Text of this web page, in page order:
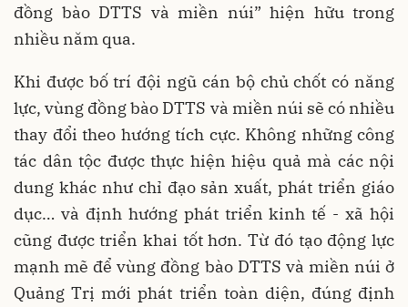
đồng bào DTTS và miền núi” hiện hữu trong
nhiều năm qua.
Khi được bố trí đội ngũ cán bộ chủ chốt có năng
lực, vùng đồng bào DTTS và miền núi sẽ có nhiều
thay đổi theo hướng tích cực. Không những công
tác dân tộc được thực hiện hiệu quả mà các nội
dung khác như chỉ đạo sản xuất, phát triển giáo
dục… và định hướng phát triển kinh tế - xã hội
cũng được triển khai tốt hơn. Từ đó tạo động lực
mạnh mẽ để vùng đồng bào DTTS và miền núi ở
Quảng Trị mới phát triển toàn diện, đúng định